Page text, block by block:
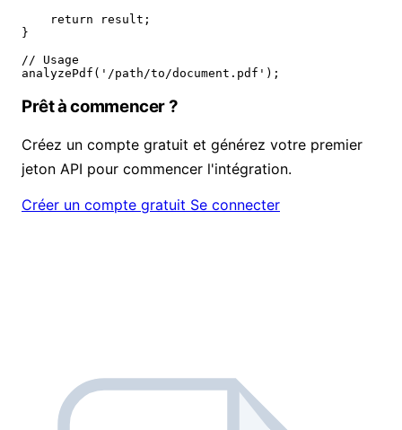
    return result;
}
// Usage
analyzePdf('/path/to/document.pdf');
Prêt à commencer ?
Créez un compte gratuit et générez votre premier
jeton API pour commencer l'intégration.
Créer un compte gratuit Se connecter